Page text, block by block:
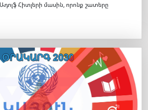
Հիտլերի մասին, որոնք շատերը